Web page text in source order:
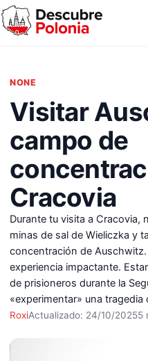
Saltar al contenido
NONE
Visitar
campo de
Cracovia
Durante tu visita a Cracovia,
minas de sal de Wieliczka y
concentración de
experiencia impactante.
de prisioneros durante la
«experimentar» una
RoxiActualizado: 24/10/20255